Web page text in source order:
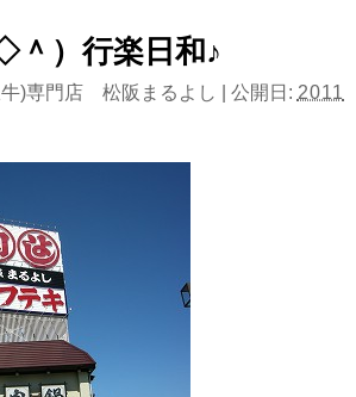
）行楽日和♪
)専門店 松阪まるよし 公開日: 2011